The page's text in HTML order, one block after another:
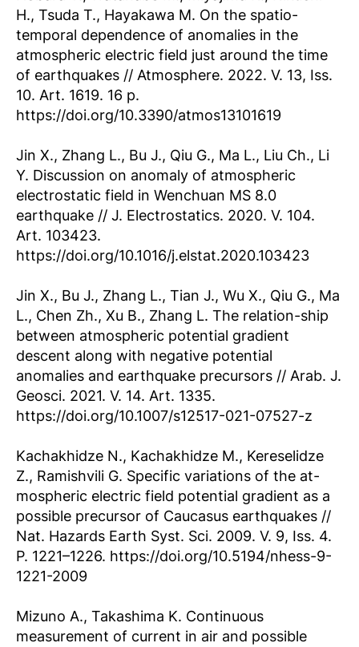
H., Tsuda T., Hayakawa M. On the spatio-
temporal dependence of anomalies in the
atmospheric electric field just around the time
of earthquakes // Atmosphere. 2022. V. 13, Iss.
10. Art. 1619. 16 p.
https://doi.org/10.3390/atmos13101619
Jin X., Zhang L., Bu J., Qiu G., Ma L., Liu Ch., Li
Y. Discussion on anomaly of atmospheric
electrostatic field in Wenchuan MS 8.0
earthquake // J. Electrostatics. 2020. V. 104.
Art. 103423.
https://doi.org/10.1016/j.elstat.2020.103423
Jin X., Bu J., Zhang L., Tian J., Wu X., Qiu G., Ma
L., Chen Zh., Xu B., Zhang L. The relation-ship
between atmospheric potential gradient
descent along with negative potential
anomalies and earthquake precursors // Arab. J.
Geosci. 2021. V. 14. Art. 1335.
https://doi.org/10.1007/s12517-021-07527-z
Kachakhidze N., Kachakhidze M., Kereselidze
Z., Ramishvili G. Specific variations of the at-
mospheric electric field potential gradient as a
possible precursor of Caucasus earthquakes //
Nat. Hazards Earth Syst. Sci. 2009. V. 9, Iss. 4.
P. 1221–1226. https://doi.org/10.5194/nhess-9-
1221-2009
Mizuno A., Takashima K. Continuous
measurement of current in air and possible